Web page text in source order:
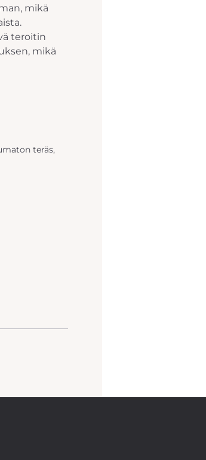
mikä
teroitin
mikä
teräs,